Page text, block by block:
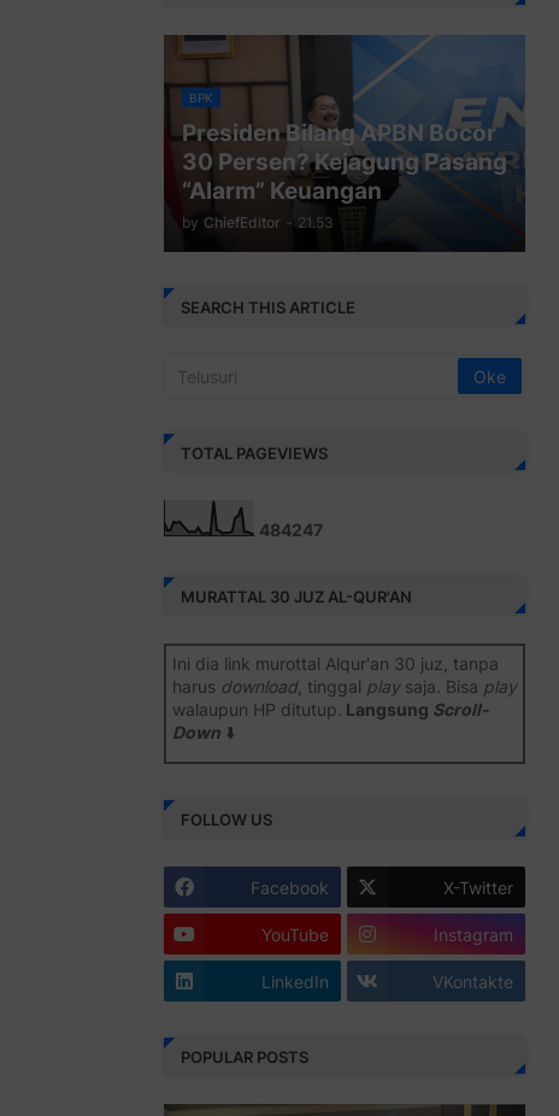
BPK
Presiden Bilang APBN Bocor
30 Persen? Kejagung Pasang
“Alarm” Keuangan
by ChiefEditor - 21.53
SEARCH THIS ARTICLE
TOTAL PAGEVIEWS
484247
MURATTAL 30 JUZ AL-QUR'AN
Ini dia link murottal Alqur'an 30 juz, tanpa
harus download, tinggal playsaja. Bisa play
walaupun HP ditutup. Langsung Scroll-
Down⬇️
Juz 1 ⇨http://j.mp/2b8SiNO
Juz 2 ⇨http://j.mp/2b8RJmQ
Juz 3 ⇨http://j.mp/2bFSrtF
Juz 4 ⇨http://j.mp/2b8SXi3
Juz 5 ⇨http://j.mp/2b8RZm3
Juz 6 ⇨http://j.mp/28MBohs
Juz 7 ⇨http://j.mp/2bFRIZC
FOLLOW US
Facebook X-Twitter
YouTube Instagram
LinkedIn VKontakte
POPULAR POSTS